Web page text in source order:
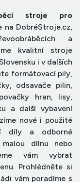
stroje pro
na DobréStroje.cz,
a
kvalitní stroje
i v dalších
formátovací pily,
odsavače pilin,
hran, lisy,
a další vybavení
nové i použité
díly a odborné
dílnu nebo
vám vybrat
Prohlédněte si
vám poradíme s